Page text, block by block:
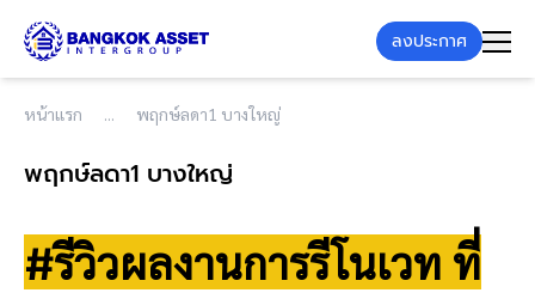
ลงประกาศ
หน้าแรก พฤกษ์ลดา1 บางใหญ่
พฤกษ์ลดา1 บางใหญ่
#รีวิวผลงานการรีโนเวท ที่